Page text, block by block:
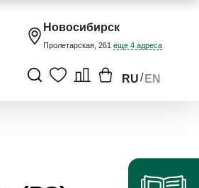
Новосибирск
Пролетарская, 261 еще 4 адреса
RU/ EN